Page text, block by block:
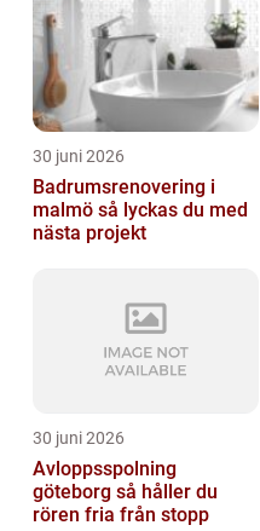
30 juni 2026
Badrumsrenovering i
malmö så lyckas du med
nästa projekt
30 juni 2026
Avloppsspolning
göteborg så håller du
rören fria från stopp